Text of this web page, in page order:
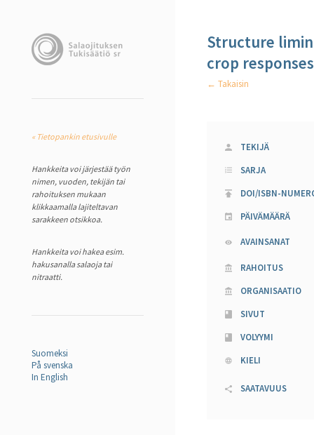
« Tietopankin etusivulle
Hankkeita voi järjestää työn
nimen, vuoden, tekijän tai
rahoituksen mukaan
klikkaamalla lajiteltavan
sarakkeen otsikkoa.
Hankkeita voi hakea esim.
hakusanalla salaoja tai
nitraatti.
Suomeksi
På svenska
In English
Structure
crop
← Takaisin
TEKIJÄ
SARJA
DOI/ISBN-
PÄIVÄMÄÄRÄ
AVAINSANAT
RAHOITUS
ORGANISAATIO
SIVUT
VOLYYMI
KIELI
SAATAVUUS